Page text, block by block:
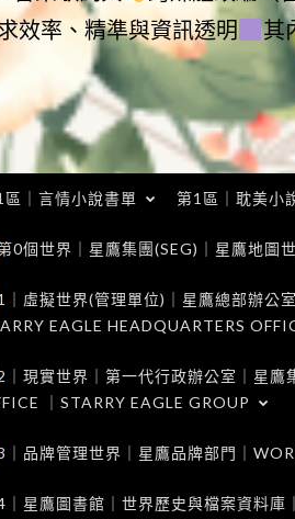
效率、精準與資訊透明
其
區｜言情小說書單 第1區｜耽美小
0個世界｜星鷹集團(SEG)｜星鷹地圖
｜虛擬世界(管理單位)｜星鷹總部辦公
EAGLE HEADQUARTERS
｜現實世界｜第一代行政辦公室｜星
｜STARRY EAGLE GROUP
｜品牌管理世界｜星鷹品牌部門｜
｜星鷹圖書館｜世界歷史與檔案資料